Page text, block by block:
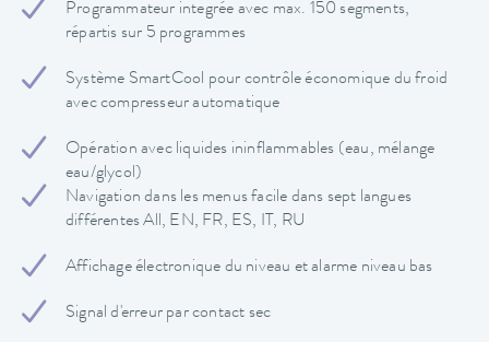
Programmateur integrée avec max. 150 segments,
répartis sur 5 programmes
Système SmartCool pour contrôle économique du froid
avec compresseur automatique
Opération avec liquides ininflammables (eau, mélange
eau/glycol)
Navigation dans les menus facile dans sept langues
différentes All, EN, FR, ES, IT, RU
Affichage électronique du niveau et alarme niveau bas
Signal d'erreur par contact sec